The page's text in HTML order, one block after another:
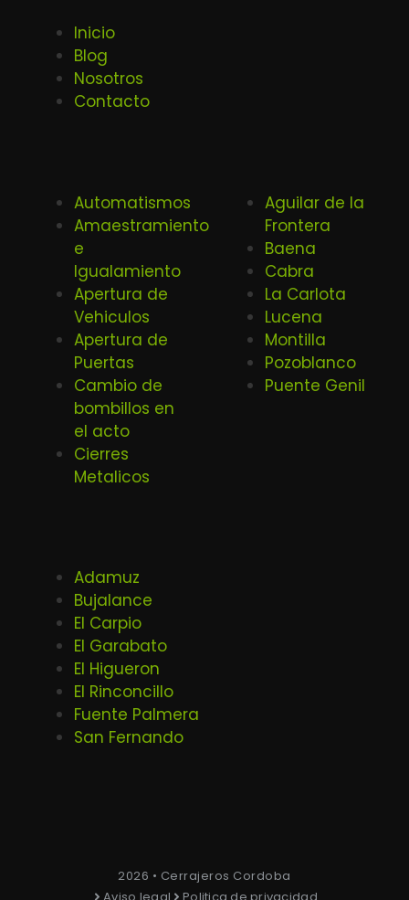
Inicio
Blog
Nosotros
Contacto
Automatismos
Amaestramiento
e
Igualamiento
Apertura de
Vehiculos
Apertura de
Puertas
Cambio de
bombillos en
el acto
Cierres
Metalicos
Aguilar de la
Frontera
Baena
Cabra
La Carlota
Lucena
Montilla
Pozoblanco
Puente Genil
Adamuz
Bujalance
El Carpio
El Garabato
El Higueron
El Rinconcillo
Fuente Palmera
San Fernando
2026 • Cerrajeros Cordoba